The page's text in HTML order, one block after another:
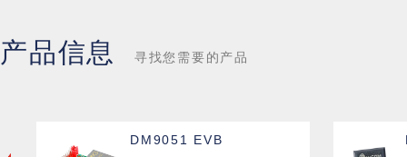
产品信息 寻找您需要的产品
DM9051 EVB